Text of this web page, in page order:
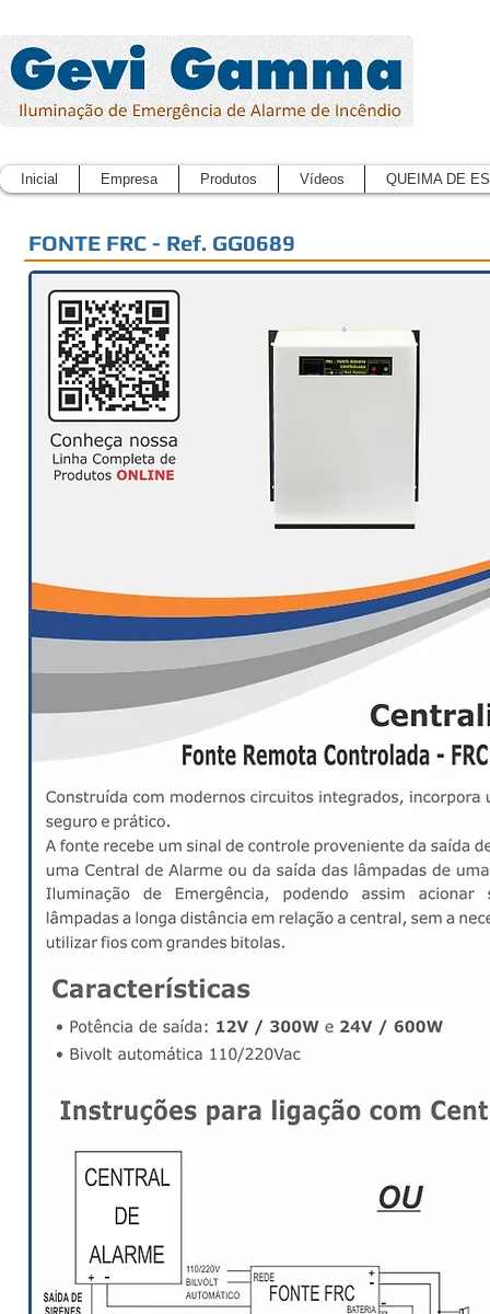
Inicial Empresa Produtos Vídeos QUEIMA DE
FONTE FRC - Ref. GG0689